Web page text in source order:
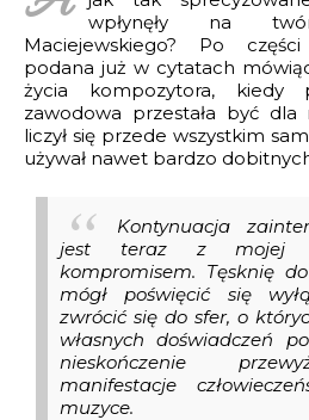
świecie Hollywood
katalog utworów
fortepian
2 fortepiany
i orkiestrę
i wokalno-instrumentalne
i teatralne
utworów
Missa pro defunctis
fortepian
na chór mieszany
trio smyczkowe
i skrzypce
instrumenty dęte
na fortepian
ZKP
wpłynęły na
Maciejewskiego? Po
podana już w cytatach
życia kompozytora, kiedy
zawodowa przestała być
liczył się przede wszystkim
używał nawet bardzo
Kontynuacja
jest teraz z mojej
kompromisem. Tęsknię
mógł poświęcić się
zwrócić się do sfer, o
własnych doświadczeń
nieskończenie
manifestacje
muzyce.